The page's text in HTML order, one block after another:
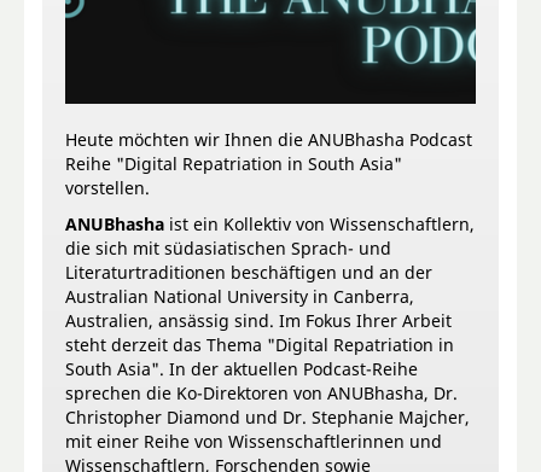
Heute möchten wir Ihnen die ANUBhasha Podcast
Reihe "Digital Repatriation in South Asia"
vorstellen.
ANUBhasha ist ein Kollektiv von Wissenschaftlern,
die sich mit südasiatischen Sprach- und
Literaturtraditionen beschäftigen und an der
Australian National University in Canberra,
Australien, ansässig sind. Im Fokus Ihrer Arbeit
steht derzeit das Thema "Digital Repatriation in
South Asia". In der aktuellen Podcast-Reihe
sprechen die Ko-Direktoren von ANUBhasha, Dr.
Christopher Diamond und Dr. Stephanie Majcher,
mit einer Reihe von Wissenschaftlerinnen und
Wissenschaftlern, Forschenden sowie